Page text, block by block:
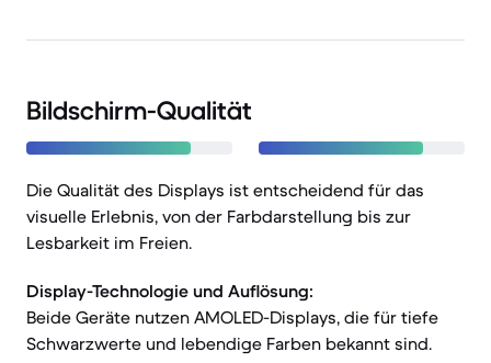
Bildschirm-Qualität
Die Qualität des Displays ist entscheidend für das
visuelle Erlebnis, von der Farbdarstellung bis zur
Lesbarkeit im Freien.
Display-Technologie und Auflösung:
Beide Geräte nutzen AMOLED-Displays, die für tiefe
Schwarzwerte und lebendige Farben bekannt sind.